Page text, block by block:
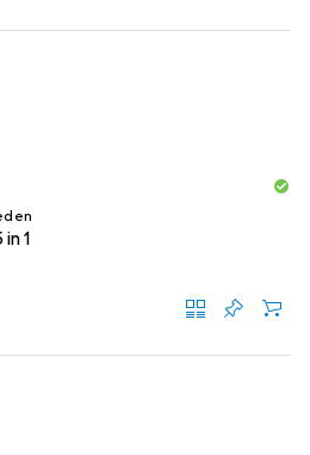
1